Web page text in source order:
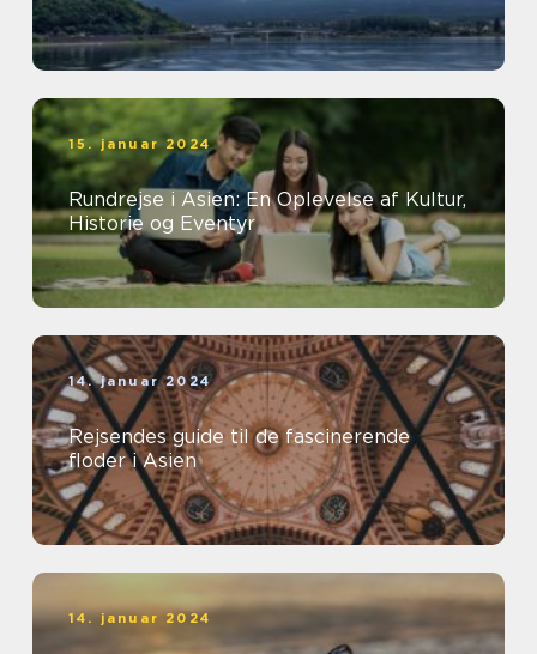
15. januar 2024
Rundrejse i Asien: En Oplevelse af Kultur,
Historie og Eventyr
14. januar 2024
Rejsendes guide til de fascinerende
floder i Asien
14. januar 2024